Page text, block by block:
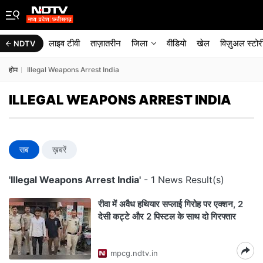
NDTV लाइव टीवी ताज़ातरीन जिला वीडियो खेल विज़ुअल
होम Illegal Weapons Arrest India
ILLEGAL WEAPONS ARREST INDIA
सब ख़बरें
'Illegal Weapons Arrest India' - 1 News Result(s)
रीवा में अवैध हथियार सप्लाई गिरोह पर एक्शन, 2
देसी कट्टे और 2 पिस्टल के साथ दो गिरफ्तार
mpcg.ndtv.in